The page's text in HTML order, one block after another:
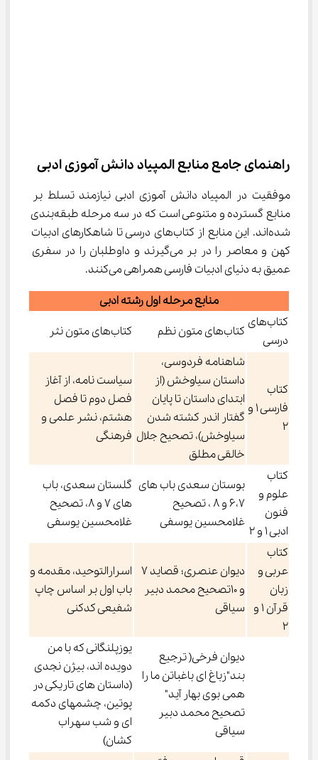
راهنمای جامع منابع المپیاد دانش آموزی ادبی
موفقیت در المپیاد دانش آموزی ادبی نیازمند تسلط بر
منابع گسترده و متنوعی است که در سه مرحله طبقه‌بندی
شده‌اند. این منابع از کتاب‌های درسی تا شاهکارهای ادبیات
کهن و معاصر را در بر می‌گیرند و داوطلبان را در سفری
عمیق به دنیای ادبیات فارسی همراهی می‌کنند.
منابع مرحله اول رشته ادبی
کتاب‌های
درسی
کتاب‌های متون نظم کتاب‌های متون نثر
کتاب
فارسی 1 و
2
شاهنامه فردوسی،
داستان سیاوخش (از
ابتدای داستان تا پایان
گفتار اندر کشته شدن
سیاوخش)، تصحیح جلال
خالقی مطلق
سیاست نامه، از آغاز
فصل دوم تا فصل
هشتم، نشر علمی و
فرهنگی
کتاب
علوم و
فنون
ادبی 1 و 2
بوستان سعدی باب های
6،7 و 8 ، تصحیح
غلامحسین یوسفی
گلستان سعدی، باب
های 7 و 8، تصحیح
غلامحسین یوسفی
کتاب
عربی و
زبان
قرآن 1 و
2
دیوان عنصری؛ قصاید 7
و 10تصحیح محمد دبیر
سیاقی
اسرارالتوحید، مقدمه و
باب اول بر اساس چاپ
شفیعی کدکنی
دیوان فرخی( ترجیع
بند"زباغ ای باغباتن ما را
همی بوی بهار آید"
تصحیح محمد دبیر
سیاقی
یوزپلنگانی که با من
دویده اند، بیژن نجدی
(داستان های تاریکی در
پوتین، چشمهای دکمه
ای و شب سهراب
کشان)